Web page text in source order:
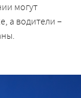
могут
а водители –